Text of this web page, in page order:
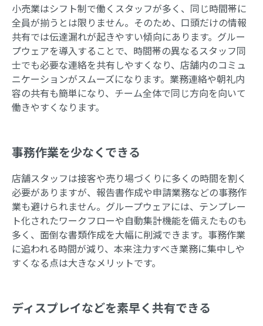
小売業はシフト制で働くスタッフが多く、同じ時間帯に
全員が揃うとは限りません。そのため、口頭だけの情報
共有では伝達漏れが起きやすい傾向にあります。グルー
プウェアを導入することで、時間帯の異なるスタッフ同
士でも必要な連絡を共有しやすくなり、店舗内のコミュ
ニケーションがスムーズになります。業務連絡や朝礼内
容の共有も簡単になり、チーム全体で同じ方向を向いて
働きやすくなります。
事務作業を少なくできる
店舗スタッフは接客や売り場づくりに多くの時間を割く
必要がありますが、報告書作成や申請業務などの事務作
業も避けられません。グループウェアには、テンプレー
ト化されたワークフローや自動集計機能を備えたものも
多く、面倒な書類作成を大幅に削減できます。事務作業
に追われる時間が減り、本来注力すべき業務に集中しや
すくなる点は大きなメリットです。
ディスプレイなどを素早く共有できる